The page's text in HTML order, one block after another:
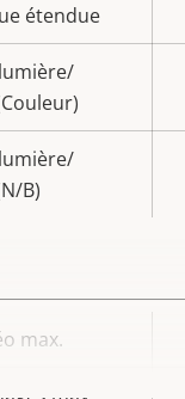
étendue
B)
Valeur de
max.